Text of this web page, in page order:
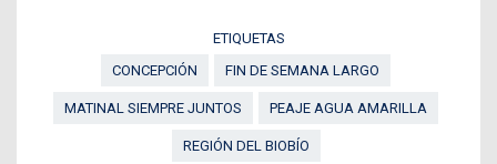
ETIQUETAS
CONCEPCIÓN
FIN DE SEMANA LARGO
MATINAL SIEMPRE JUNTOS PEAJE AGUA AMARILLA
REGIÓN DEL BIOBÍO